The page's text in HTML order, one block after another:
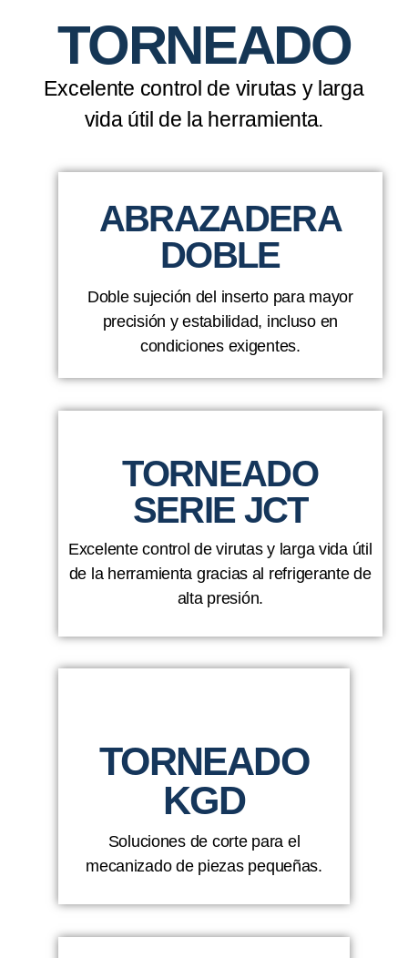
TORNEADO
Excelente control de virutas y larga
vida útil de la herramienta.
ABRAZADERA
DOBLE
Doble sujeción del inserto para mayor
precisión y estabilidad, incluso en
condiciones exigentes.
TORNEADO
SERIE JCT
Excelente control de virutas y larga vida útil
de la herramienta gracias al refrigerante de
alta presión.
TORNEADO
KGD
Soluciones de corte para el
mecanizado de piezas pequeñas.